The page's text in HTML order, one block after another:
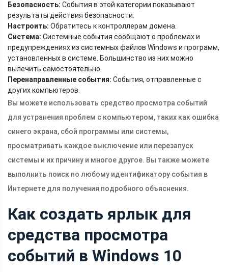
Безопасность: События в этой категории показывают
результаты действия безопасности.
Настроить: Обратитесь к контроллерам домена.
Система: Системные события сообщают о проблемах и
предупреждениях из системных файлов Windows и программ,
установленных в системе. Большинство из них можно
вылечить самостоятельно.
Перенаправленные события: События, отправленные с
других компьютеров.
Вы можете использовать средство просмотра событий
для устранения проблем с компьютером, таких как ошибка
синего экрана, сбой программы или системы,
просматривать каждое выключение или перезапуск
системы и их причину и многое другое. Вы также можете
выполнить поиск по любому идентификатору события в
Интернете для получения подробного объяснения.
Как создать ярлык для
средства просмотра
событий в Windows 10